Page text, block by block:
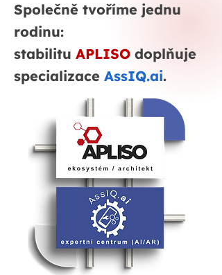
Společně tvoříme jednu
rodinu:
stabilitu APLISO doplňuje
specializace AssIQ.ai.